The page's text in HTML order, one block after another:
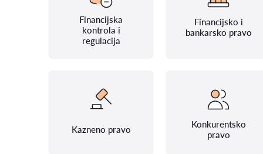
Financijska
kontrola i
regulacija
Financijsko i
bankarsko pravo
Kazneno pravo
Konkurentsko
pravo